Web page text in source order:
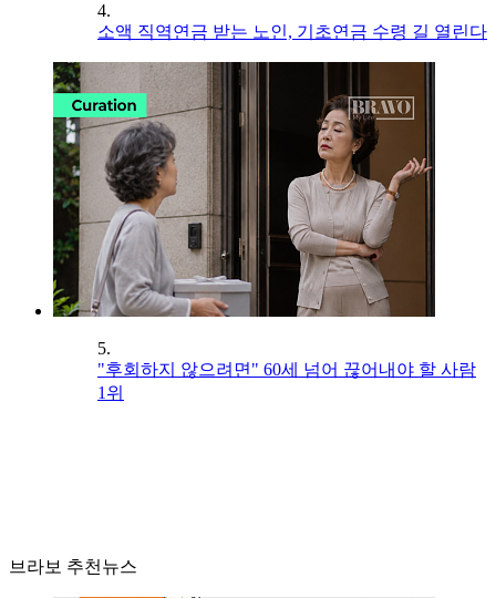
4.
소액 직역연금 받는 노인, 기초연금 수령 길 열린다
5.
"후회하지 않으려면" 60세 넘어 끊어내야 할 사람
1위
브라보 추천뉴스